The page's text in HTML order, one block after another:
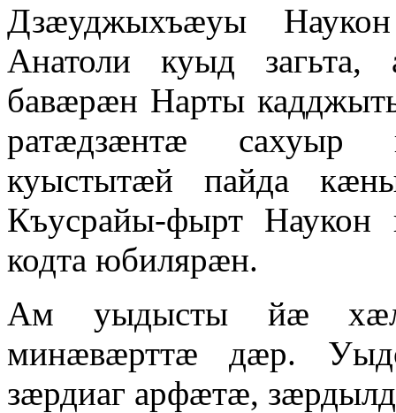
Дзӕуджыхъӕуы
Анатоли куыд
бавӕрӕн Нарты
ратӕдзӕнтӕ
куыстытӕй пайда
Къусрайы-фырт Наукон
кодта юбилярӕн.
Ам уыдысты йӕ
минӕвӕрттӕ дӕр.
зӕрдиаг арфӕтӕ,